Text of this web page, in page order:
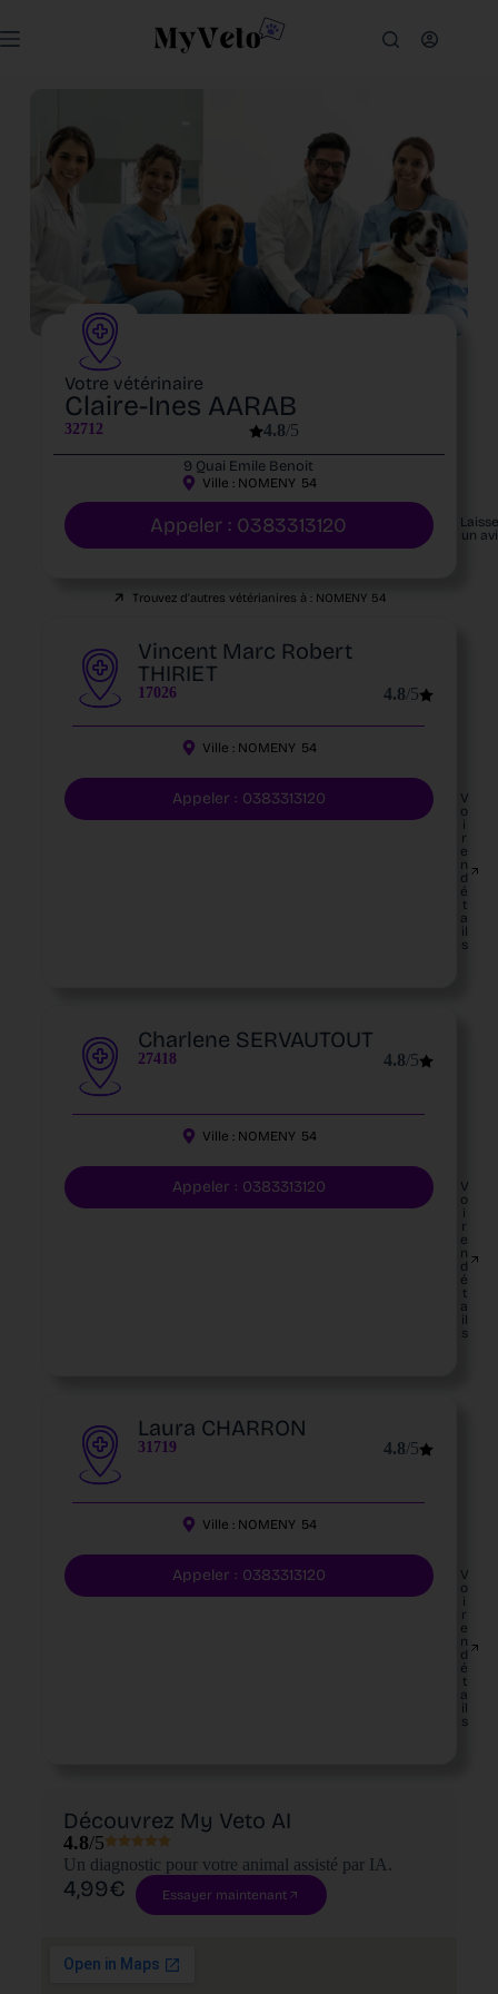
Votre vétérinaire
Claire-Ines AARAB
32712 4.8/5
9 Quai Emile Benoit
Ville : NOMENY 54
Appeler : 0383313120
un
Trouvez d'autres vétérianires à : NOMENY 54
Vincent Marc Robert
THIRIET
17026 4.8/5
Ville : NOMENY 54
Appeler : 0383313120
V
o
i
r
e
n
d
é
t
a
il
s
Charlene SERVAUTOUT
27418 4.8/5
Ville : NOMENY 54
Appeler : 0383313120
V
o
i
r
e
n
d
é
t
a
il
s
Laura CHARRON
31719 4.8/5
Ville : NOMENY 54
Appeler : 0383313120
V
o
i
r
e
n
d
é
t
a
il
s
Découvrez My Veto AI
4.8/5
Un diagnostic pour votre animal assisté par IA.
4,99€ Essayer maintenant